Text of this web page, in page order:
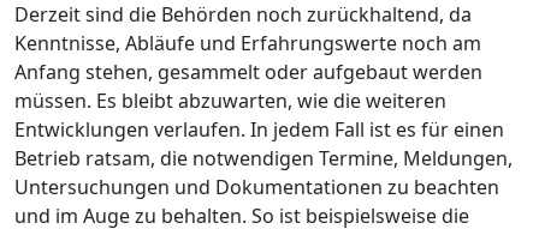
Derzeit sind die Behörden noch zurückhaltend, da
Kenntnisse, Abläufe und Erfahrungswerte noch am
Anfang stehen, gesammelt oder aufgebaut werden
müssen. Es bleibt abzuwarten, wie die weiteren
Entwicklungen verlaufen. In jedem Fall ist es für einen
Betrieb ratsam, die notwendigen Termine, Meldungen,
Untersuchungen und Dokumentationen zu beachten
und im Auge zu behalten. So ist beispielsweise die